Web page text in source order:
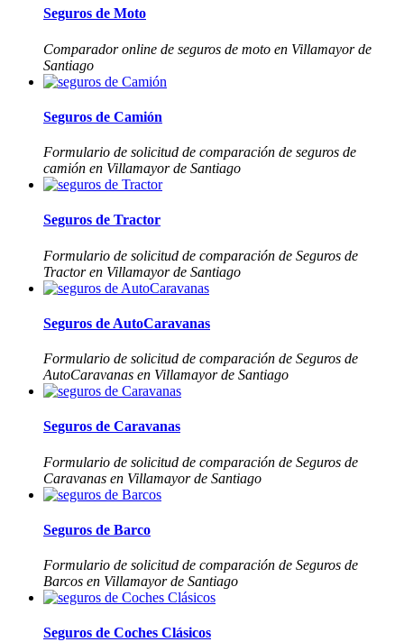
Seguros de Moto
Comparador online de seguros de moto en Villamayor de
Santiago
Seguros de Camión
Formulario de solicitud de comparación de seguros de
camión en Villamayor de Santiago
Seguros de Tractor
Formulario de solicitud de comparación de Seguros de
Tractor en Villamayor de Santiago
Seguros de AutoCaravanas
Formulario de solicitud de comparación de Seguros de
AutoCaravanas en Villamayor de Santiago
Seguros de Caravanas
Formulario de solicitud de comparación de Seguros de
Caravanas en Villamayor de Santiago
Seguros de Barco
Formulario de solicitud de comparación de Seguros de
Barcos en Villamayor de Santiago
Seguros de Coches Clásicos